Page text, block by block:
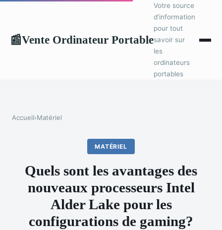
📰Vente Ordinateur Portable
Votre source
d'information
pour tout
savoir sur
les
ordinateurs
portables
Accueil›Matériel
MATÉRIEL
Quels sont les avantages des
nouveaux processeurs Intel
Alder Lake pour les
configurations de gaming?